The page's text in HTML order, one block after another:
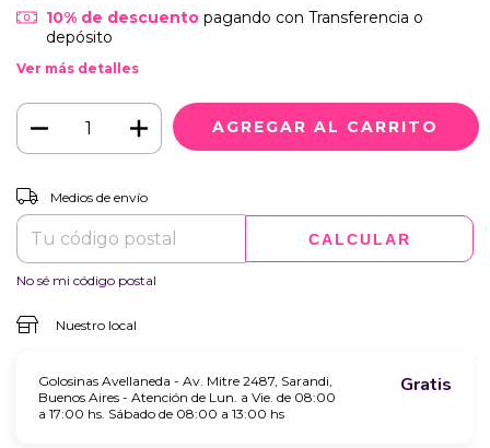
10% de descuentopagando con Transferencia o
depósito
Ver más detalles
Entregas para el CP:
Medios de envío
CALCULAR
No sé mi código postal
Nuestro local
Golosinas Avellaneda - Av. Mitre 2487, Sarandi,
Buenos Aires - Atención de Lun. a Vie. de 08:00
a 17:00 hs. Sábado de 08:00 a 13:00 hs
Gratis